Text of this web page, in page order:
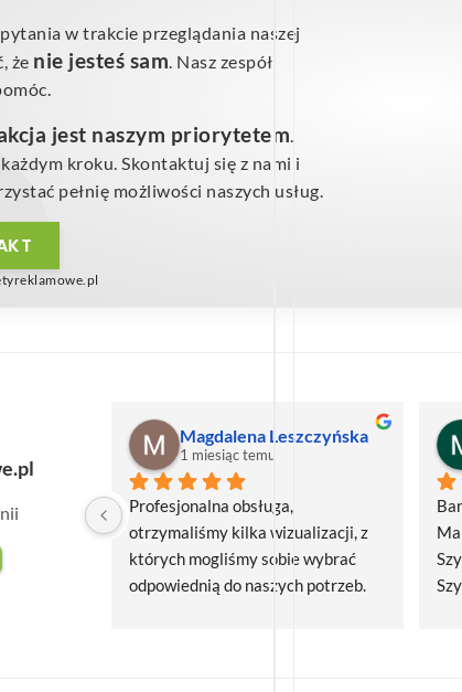
w trakcie przeglądania naszej
że nie jesteś sam . Nasz zespół
jest naszym priorytetem
kroku. Skontaktuj się z nami i
pełnię możliwości naszych usług.
Magdalena Leszczyńska
1 miesiąc temu
Profesjonalna obsługa,
otrzymaliśmy kilka wizualizacji, z
których mogliśmy sobie wybrać
odpowiednią do naszych potrzeb.